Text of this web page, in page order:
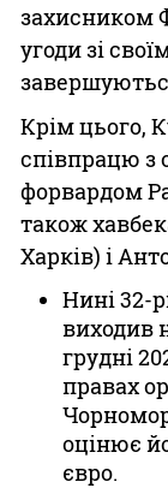
захисником
угоди зі
Крім цього,
співпрацю з
форвардом
також
Харків) і
Нині 32-
виходив
грудні
правах
оцінює
євро.